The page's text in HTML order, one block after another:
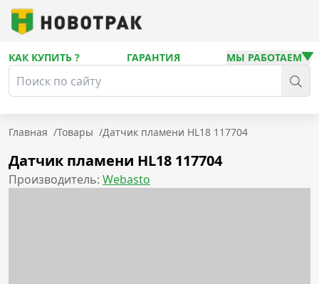
КАК КУПИТЬ ? ГАРАНТИЯ МЫ РАБОТАЕМ
Главная /Товары /Датчик пламени HL18 117704
Датчик пламени HL18 117704
Производитель: Webasto